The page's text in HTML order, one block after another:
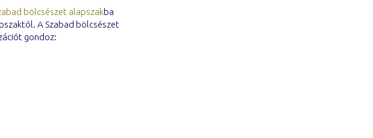
bölcsészet alapszakba
A Szabad bölcsészet
gondoz: